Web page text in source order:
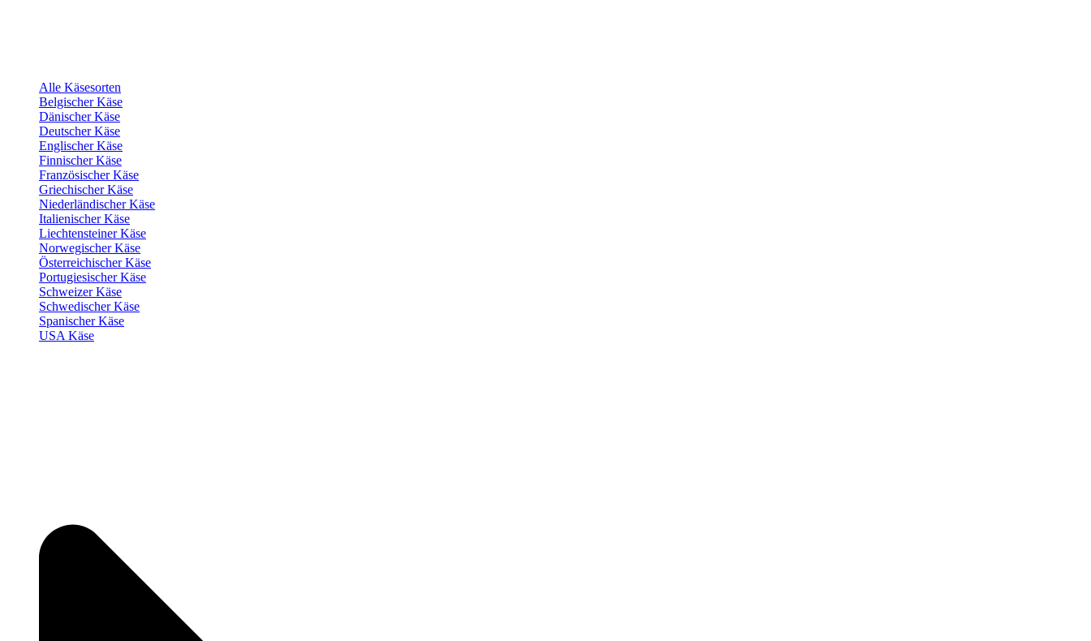
Alle Käsesorten
Belgischer Käse
Dänischer Käse
Deutscher Käse
Englischer Käse
Finnischer Käse
Französischer Käse
Griechischer Käse
Niederländischer Käse
Italienischer Käse
Liechtensteiner Käse
Norwegischer Käse
Österreichischer Käse
Portugiesischer Käse
Schweizer Käse
Schwedischer Käse
Spanischer Käse
USA Käse